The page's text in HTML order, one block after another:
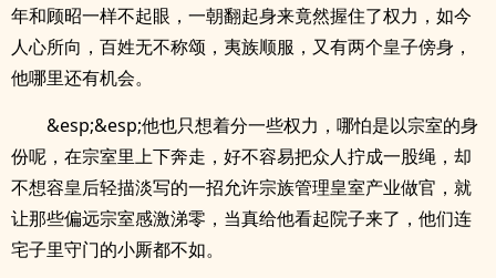
年和顾昭一样不起眼，一朝翻起身来竟然握住了权力，如今
人心所向，百姓无不称颂，夷族顺服，又有两个皇子傍身，
他哪里还有机会。
&esp;&esp;他也只想着分一些权力，哪怕是以宗室的身
份呢，在宗室里上下奔走，好不容易把众人拧成一股绳，却
不想容皇后轻描淡写的一招允许宗族管理皇室产业做官，就
让那些偏远宗室感激涕零，当真给他看起院子来了，他们连
宅子里守门的小厮都不如。